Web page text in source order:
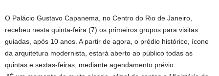
O Palácio Gustavo Capanema, no Centro do Rio de Janeiro,
recebeu nesta quinta-feira (7) os primeiros grupos para visitas
guiadas, após 10 anos. A partir de agora, o prédio histórico, ícone
da arquitetura modernista, estará aberto ao público todas as
quintas e sextas-feiras, mediante agendamento prévio.